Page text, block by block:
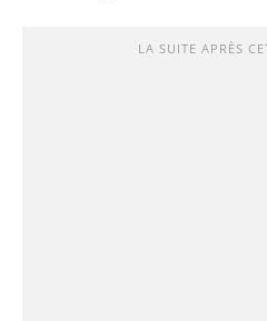
LA SUITE APRÈS